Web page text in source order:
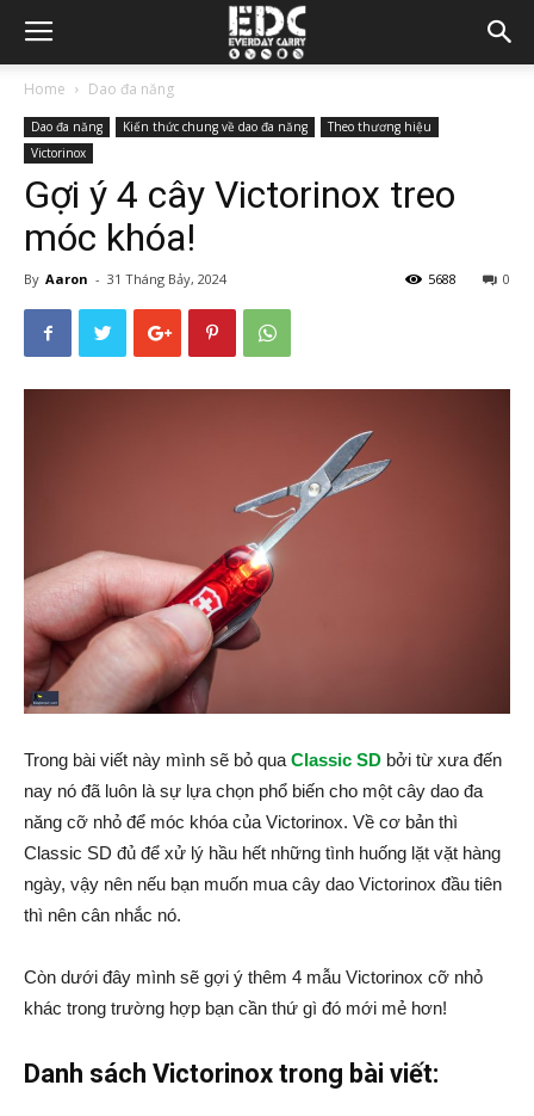
Home Dao đa năng
Dao đa năng Kiến thức chung về dao đa năng
Theo thương hiệu
Victorinox
Gợi ý 4 cây Victorinox treo
móc khóa!
By Aaron - 31 Tháng Bảy, 2024 0
5688
Trong bài viết này mình sẽ bỏ qua Classic SD bởi từ xưa đến
nay nó đã luôn là sự lựa chọn phổ biến cho một cây dao đa
năng cỡ nhỏ để móc khóa của Victorinox. Về cơ bản thì
Classic SD đủ để xử lý hầu hết những tình huống lặt vặt hàng
ngày, vậy nên nếu bạn muốn mua cây dao Victorinox đầu tiên
thì nên cân nhắc nó.
Còn dưới đây mình sẽ gợi ý thêm 4 mẫu Victorinox cỡ nhỏ
khác trong trường hợp bạn cần thứ gì đó mới mẻ hơn!
Danh sách Victorinox trong bài viết: